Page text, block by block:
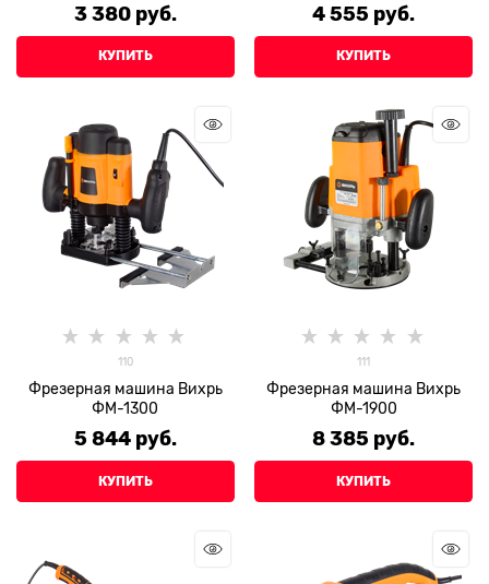
3 380 руб.
КУПИТЬ
4 555 руб.
КУПИТЬ
110
Фрезерная машина Вихрь
ФМ-1300
5 844 руб.
КУПИТЬ
111
Фрезерная машина Вихрь
ФМ-1900
8 385 руб.
КУПИТЬ